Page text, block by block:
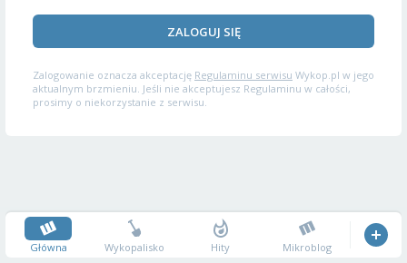
ZALOGUJ SIĘ
Zalogowanie oznacza akceptację Regulaminu serwisu Wykop.pl w jego
aktualnym brzmieniu. Jeśli nie akceptujesz Regulaminu w całości,
prosimy o niekorzystanie z serwisu.
Główna Wykopalisko Hity Mikroblog